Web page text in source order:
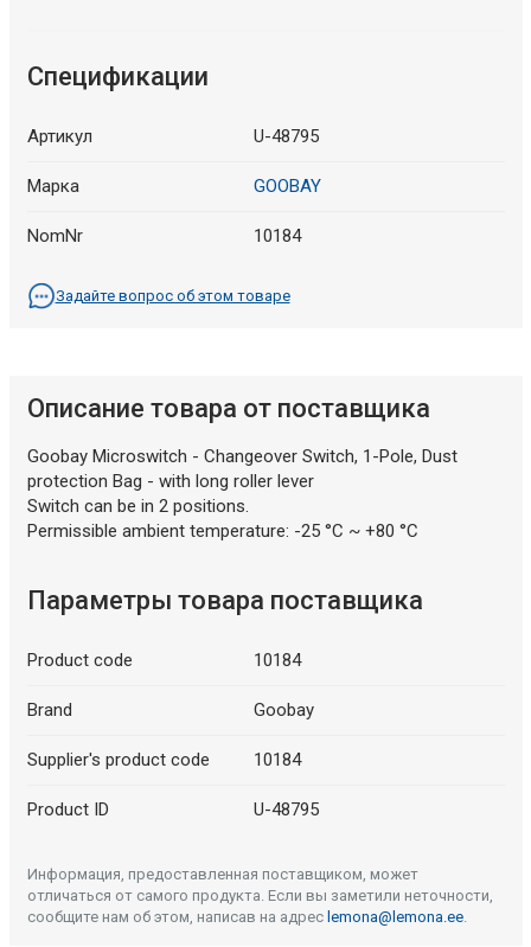
Спецификации
Артикул U-48795
Марка GOOBAY
NomNr 10184
Задайте вопрос об этом товаре
Описание товара от поставщика
Goobay Microswitch - Changeover Switch, 1-Pole, Dust
protection Bag - with long roller lever
Switch can be in 2 positions.
Permissible ambient temperature: -25 °C ~ +80 °C
Параметры товара поставщика
Product code 10184
Brand Goobay
Supplier's product code 10184
Product ID U-48795
Информация, предоставленная поставщиком, может
отличаться от самого продукта. Если вы заметили неточности,
сообщите нам об этом, написав на адрес lemona@lemona.ee.